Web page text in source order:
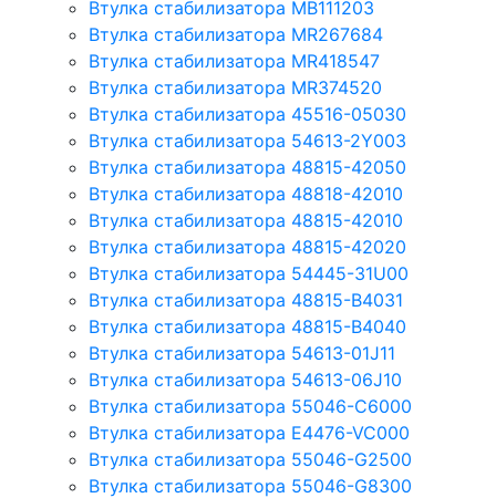
Втулка стабилизатора MB111203
Втулка стабилизатора MR267684
Втулка стабилизатора MR418547
Втулка стабилизатора MR374520
Втулка стабилизатора 45516-05030
Втулка стабилизатора 54613-2Y003
Втулка стабилизатора 48815-42050
Втулка стабилизатора 48818-42010
Втулка стабилизатора 48815-42010
Втулка стабилизатора 48815-42020
Втулка стабилизатора 54445-31U00
Втулка стабилизатора 48815-B4031
Втулка стабилизатора 48815-B4040
Втулка стабилизатора 54613-01J11
Втулка стабилизатора 54613-06J10
Втулка стабилизатора 55046-C6000
Втулка стабилизатора E4476-VC000
Втулка стабилизатора 55046-G2500
Втулка стабилизатора 55046-G8300